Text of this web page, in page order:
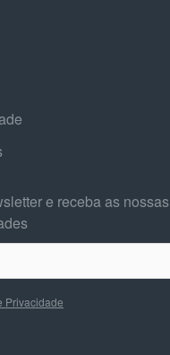
e receba as nossas
Privacidade